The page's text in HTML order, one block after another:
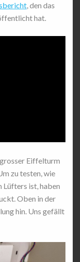
, den das
hat.
Eiffelturm
zu testen, wie
ist, haben
Oben in der
hin. Uns gefällt